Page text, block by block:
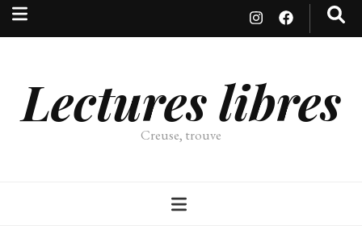
Lectures libres
Creuse, trouve